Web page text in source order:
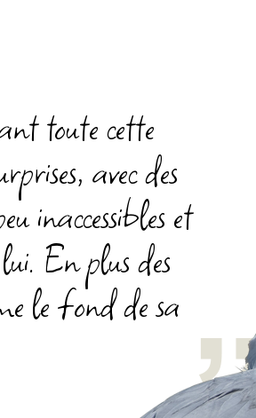
toute cette
avec des
inaccessibles et
En plus des
le fond de sa